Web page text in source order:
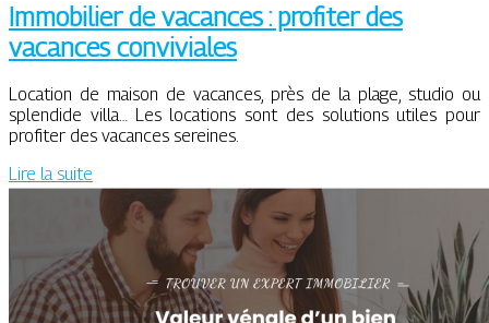
Immobilier de vacances : profiter des
vacances conviviales
Location de maison de vacances, près de la plage, studio ou
splendide villa… Les locations sont des solutions utiles pour
profiter des vacances sereines.
Lire la suite